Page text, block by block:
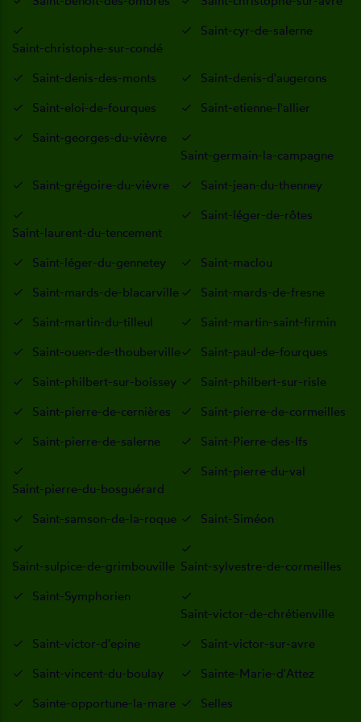
Saint-christophe-sur-condé
Saint-cyr-de-salerne
Saint-denis-des-monts
Saint-denis-d'augerons
Saint-eloi-de-fourques
Saint-etienne-l'allier
Saint-georges-du-vièvre
Saint-germain-la-campagne
Saint-grégoire-du-vièvre
Saint-jean-du-thenney
Saint-laurent-du-tencement
Saint-léger-de-rôtes
Saint-léger-du-gennetey
Saint-maclou
Saint-mards-de-blacarville
Saint-mards-de-fresne
Saint-martin-du-tilleul
Saint-martin-saint-firmin
Saint-ouen-de-thouberville
Saint-paul-de-fourques
Saint-philbert-sur-boissey
Saint-philbert-sur-risle
Saint-pierre-de-cernières
Saint-pierre-de-cormeilles
Saint-pierre-de-salerne
Saint-Pierre-des-Ifs
Saint-pierre-du-bosguérard
Saint-pierre-du-val
Saint-samson-de-la-roque Saint-Siméon
Saint-sulpice-de-grimbouville Saint-sylvestre-de-cormeilles
Saint-Symphorien
Saint-victor-de-chrétienville
Saint-victor-d'epine
Saint-victor-sur-avre
Saint-vincent-du-boulay
Sainte-Marie-d'Attez
Sainte-opportune-la-mare
Selles